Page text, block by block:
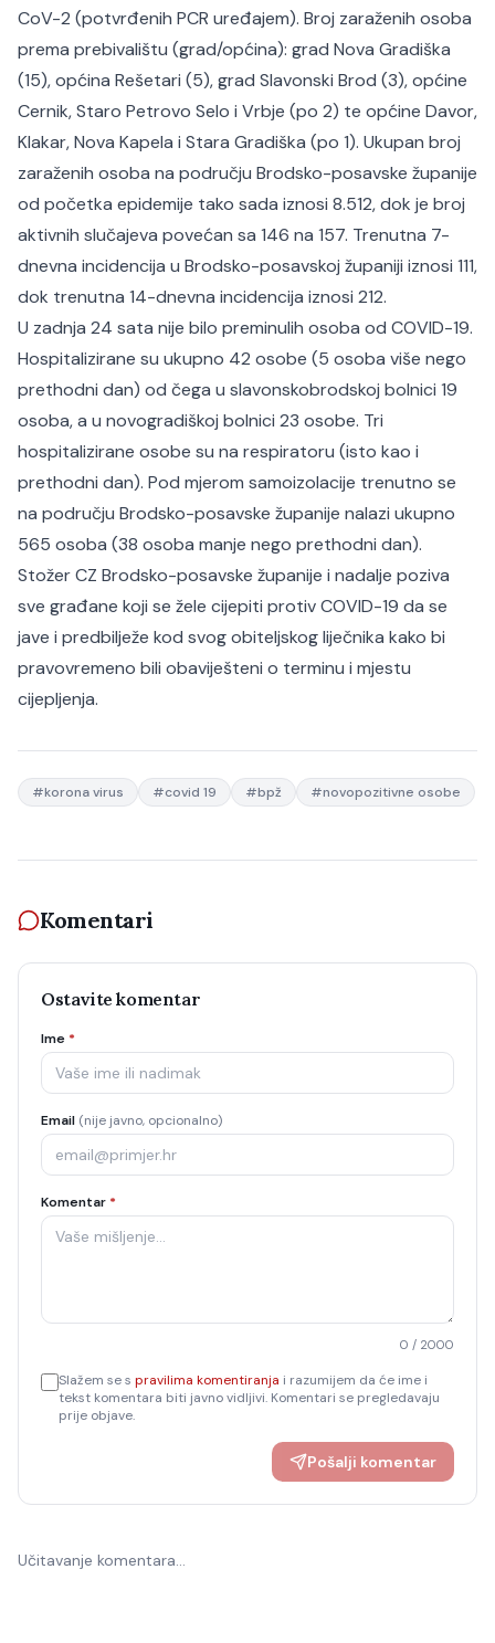
CoV-2 (potvrđenih PCR uređajem). Broj zaraženih osoba
prema prebivalištu (grad/općina): grad Nova Gradiška
(15), općina Rešetari (5), grad Slavonski Brod (3), općine
Cernik, Staro Petrovo Selo i Vrbje (po 2) te općine Davor,
Klakar, Nova Kapela i Stara Gradiška (po 1). Ukupan broj
zaraženih osoba na području Brodsko-posavske županije
od početka epidemije tako sada iznosi 8.512, dok je broj
aktivnih slučajeva povećan sa 146 na 157. Trenutna 7-
dnevna incidencija u Brodsko-posavskoj županiji iznosi 111,
dok trenutna 14-dnevna incidencija iznosi 212.
U zadnja 24 sata nije bilo preminulih osoba od COVID-19.
Hospitalizirane su ukupno 42 osobe (5 osoba više nego
prethodni dan) od čega u slavonskobrodskoj bolnici 19
osoba, a u novogradiškoj bolnici 23 osobe. Tri
hospitalizirane osobe su na respiratoru (isto kao i
prethodni dan). Pod mjerom samoizolacije trenutno se
na području Brodsko-posavske županije nalazi ukupno
565 osoba (38 osoba manje nego prethodni dan).
Stožer CZ Brodsko-posavske županije i nadalje poziva
sve građane koji se žele cijepiti protiv COVID-19 da se
jave i predbilježe kod svog obiteljskog liječnika kako bi
pravovremeno bili obaviješteni o terminu i mjestu
cijepljenja.
#korona virus #covid 19 #bpž #novopozitivne osobe
Komentari
Ostavite komentar
Ime *
Email (nije javno, opcionalno)
Komentar *
0 / 2000
Slažem se s pravilima komentiranja i razumijem da će ime i
tekst komentara biti javno vidljivi. Komentari se pregledavaju
prije objave.
Pošalji komentar
Učitavanje komentara…